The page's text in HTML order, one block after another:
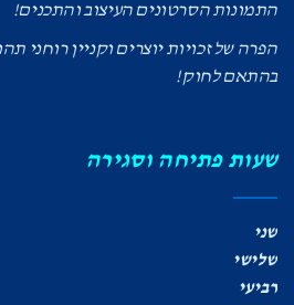
התמונות הסרטונים העיצוב והתכנים!
הפרה של זכויות יוצרים וקניין רוחני
בהתאם לחוק!
שעות פתיחה וסגירה
שני
שלישי
רביעי